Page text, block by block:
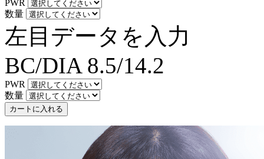
PWR
数量
左目データを入力
BC/DIA 8.5/14.2
PWR
数量
カートに入れる